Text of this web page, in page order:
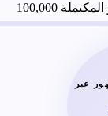
100,000
عبر